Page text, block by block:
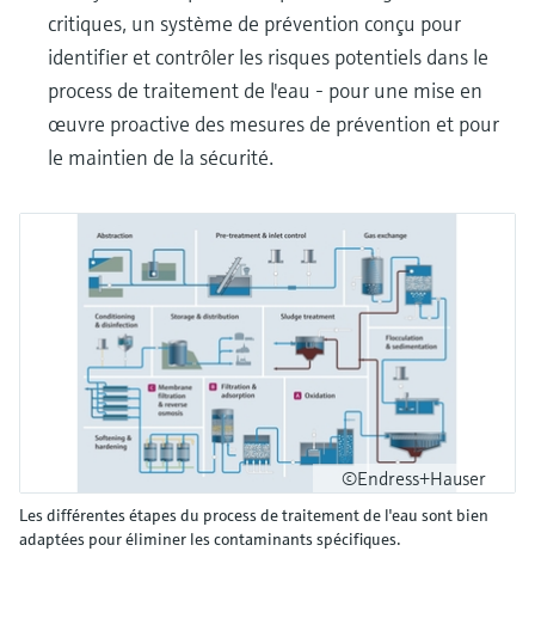
critiques, un système de prévention conçu pour
identifier et contrôler les risques potentiels dans le
process de traitement de l'eau - pour une mise en
œuvre proactive des mesures de prévention et pour
le maintien de la sécurité.
©Endress+Hauser
Les différentes étapes du process de traitement de l'eau sont bien
adaptées pour éliminer les contaminants spécifiques.